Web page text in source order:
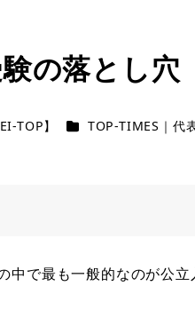
の落とし穴
TOP】 カテゴリー
TOP-TIMES｜代
で最も一般的なのが公